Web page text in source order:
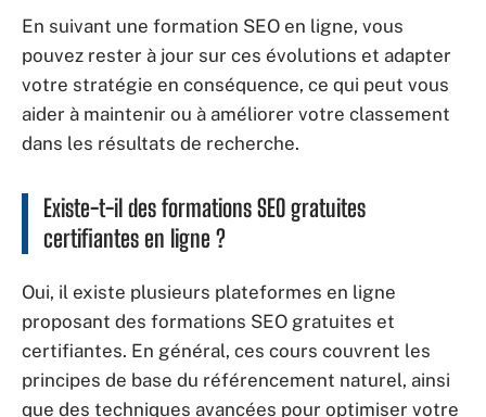
En suivant une formation SEO en ligne, vous
pouvez rester à jour sur ces évolutions et adapter
votre stratégie en conséquence, ce qui peut vous
aider à maintenir ou à améliorer votre classement
dans les résultats de recherche.
Existe-t-il des formations SEO gratuites
certifiantes en ligne ?
Oui, il existe plusieurs plateformes en ligne
proposant des formations SEO gratuites et
certifiantes. En général, ces cours couvrent les
principes de base du référencement naturel, ainsi
que des techniques avancées pour optimiser votre